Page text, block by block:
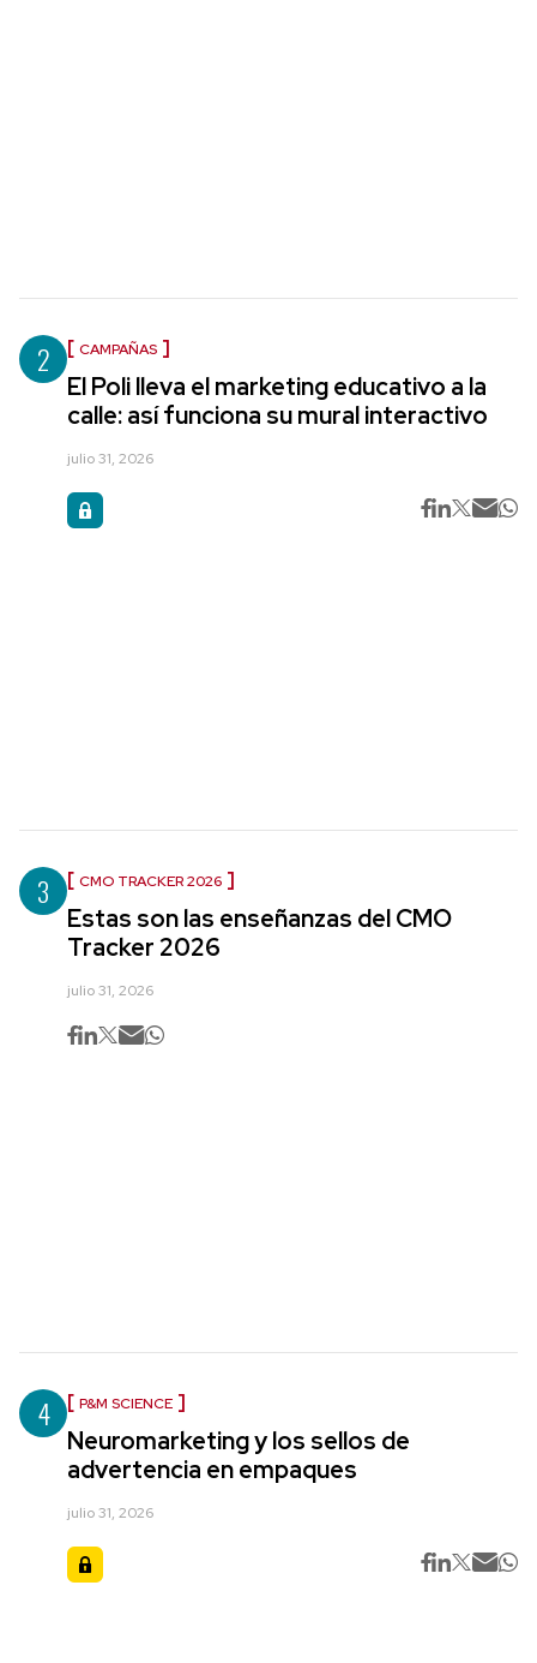
2 CAMPAÑAS
El Poli lleva el marketing educativo a la
calle: así funciona su mural interactivo
julio 31, 2026
3 CMO TRACKER 2026
Estas son las enseñanzas del CMO
Tracker 2026
julio 31, 2026
4 P&M SCIENCE
Neuromarketing y los sellos de
advertencia en empaques
julio 31, 2026